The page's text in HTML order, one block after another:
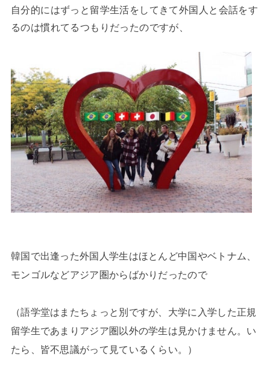
自分的にはずっと留学生活をしてきて外国人と会話をす
るのは慣れてるつもりだったのですが、
韓国で出逢った外国人学生はほとんど中国やベトナム、
モンゴルなどアジア圏からばかりだったので
（語学堂はまたちょっと別ですが、大学に入学した正規
留学生であまりアジア圏以外の学生は見かけません。い
たら、皆不思議がって見ているくらい。）